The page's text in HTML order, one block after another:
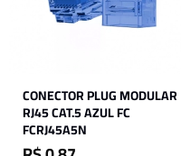
CONECTOR PLUG MODULAR
RJ45 CAT.5 AZUL FC
FCRJ45A5N